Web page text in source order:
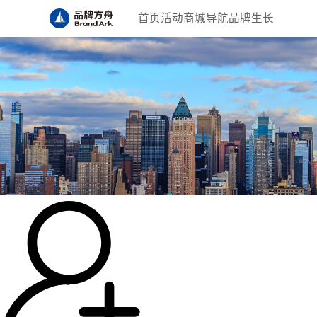
首页 活动商城导航品牌生长